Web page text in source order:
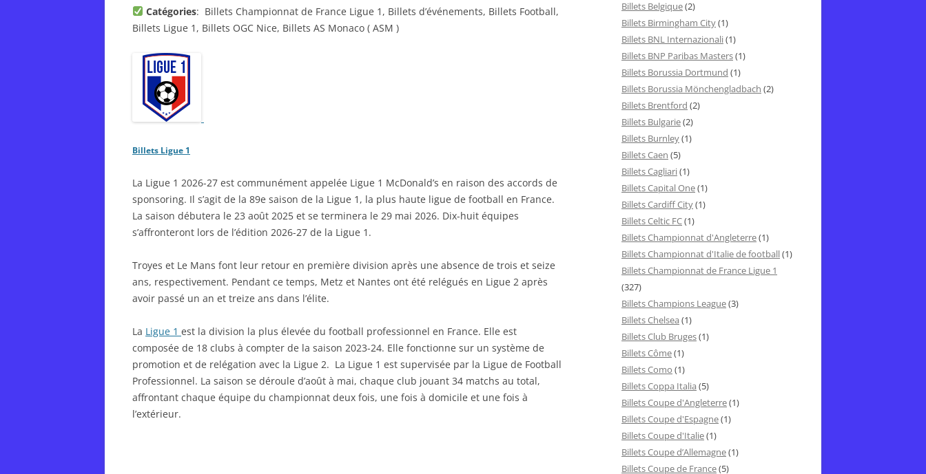
Catégories: Billets Championnat de France Ligue 1, Billets d’événements, Billets Football,
Billets Ligue 1, Billets OGC Nice, Billets AS Monaco ( ASM )
Billets Ligue 1
La Ligue 1 2026-27 est communément appelée Ligue 1 McDonald’s en raison des accords de
sponsoring. Il s’agit de la 89e saison de la Ligue 1, la plus haute ligue de football en France.
La saison débutera le 23 août 2025 et se terminera le 29 mai 2026. Dix-huit équipes
s’affronteront lors de l’édition 2026-27 de la Ligue 1.
Troyes et Le Mans font leur retour en première division après une absence de trois et seize
ans, respectivement. Pendant ce temps, Metz et Nantes ont été relégués en Ligue 2 après
avoir passé un an et treize ans dans l’élite.
La Ligue 1 est la division la plus élevée du football professionnel en France. Elle est
composée de 18 clubs à compter de la saison 2023-24. Elle fonctionne sur un système de
promotion et de relégation avec la Ligue 2. La Ligue 1 est supervisée par la Ligue de Football
Professionnel. La saison se déroule d’août à mai, chaque club jouant 34 matchs au total,
affrontant chaque équipe du championnat deux fois, une fois à domicile et une fois à
l’extérieur.
Billets Belgique(2)
Billets Birmingham City(1)
Billets BNL Internazionali(1)
Billets BNP Paribas Masters(1)
Billets Borussia Dortmund (1)
Billets Borussia Mönchengladbach (2)
Billets Brentford (2)
Billets Bulgarie(2)
Billets Burnley(1)
Billets Caen (5)
Billets Cagliari(1)
Billets Capital One(1)
Billets Cardiff City(1)
Billets Celtic FC(1)
Billets Championnat d'Angleterre(1)
Billets Championnat d'Italie de football(1)
Billets Championnat de France Ligue 1
(327)
Billets Champions League(3)
Billets Chelsea (1)
Billets Club Bruges(1)
Billets Côme(1)
Billets Como (1)
Billets Coppa Italia (5)
Billets Coupe d'Angleterre(1)
Billets Coupe d'Espagne(1)
Billets Coupe d'Italie(1)
Billets Coupe d’Allemagne(1)
Billets Coupe de France(5)